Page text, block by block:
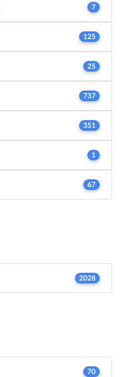
7
125
25
737
351
1
67
2028
70